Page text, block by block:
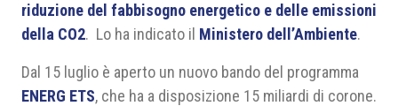
riduzione del fabbisogno energetico e delle emissioni
della CO2. Lo ha indicato il Ministero dell’Ambiente.
Dal 15 luglio è aperto un nuovo bando del programma
ENERG ETS, che ha a disposizione 15 miliardi di corone.